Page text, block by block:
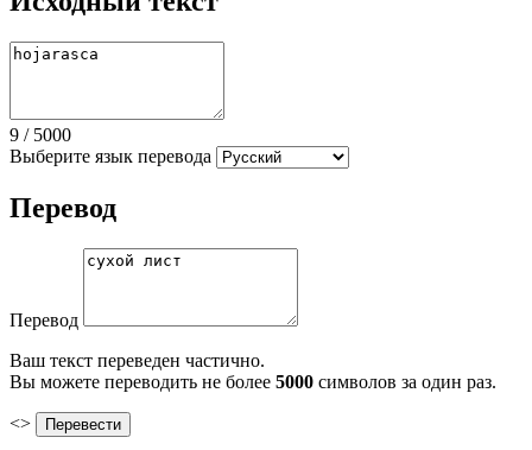
9 / 5000
Выберите язык перевода
Перевод
Перевод
Ваш текст переведен частично.
Вы можете переводить не более 5000 символов за один раз.
<>